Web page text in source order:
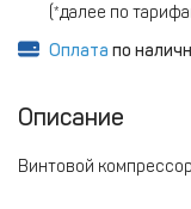
(*далее по
Оплата по
Описание
Винтовой